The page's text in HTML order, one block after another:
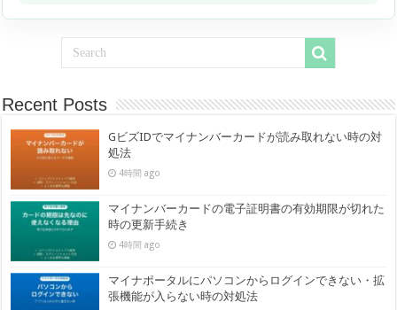
Recent Posts
GビズIDでマイナンバーカードが読み取れない時の対
処法
4時間 ago
マイナンバーカードの電子証明書の有効期限が切れた
時の更新手続き
4時間 ago
マイナポータルにパソコンからログインできない・拡
張機能が入らない時の対処法